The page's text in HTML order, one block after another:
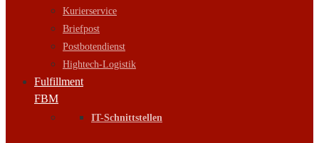
Kurierservice
Briefpost
Postbotendienst
Hightech-Logistik
Fulfillment
FBM
IT-Schnittstellen